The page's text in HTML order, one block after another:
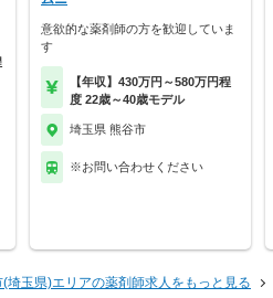
意欲的な薬剤師の方を歓迎していま
す
【年収】430万円～580万円程
度 22歳～40歳モデル
埼玉県 熊谷市
※お問い合わせください
(埼玉県)エリアの薬剤師求人をもっと見る